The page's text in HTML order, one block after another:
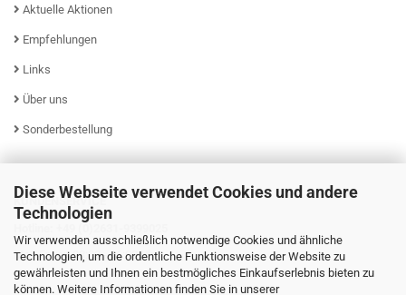
Diese Webseite verwendet Cookies und andere
Technologien
Wir verwenden ausschließlich notwendige Cookies und ähnliche
Technologien, um die ordentliche Funktionsweise der Website zu
gewährleisten und Ihnen ein bestmögliches Einkaufserlebnis bieten zu
können. Weitere Informationen finden Sie in unserer
Aktuelle Aktionen
Empfehlungen
Links
Über uns
Sonderbestellung
KUNDENSERVICE
Mo - Fr von 08:00 - 16:00 Uhr